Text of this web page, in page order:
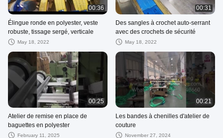
00:36
Élingue ronde en polyester, veste
robuste, tissage sergé, verticale
May 18, 2022
00:31
Des sangles à crochet auto-serrant
avec des crochets de sécurité
May 18, 2022
00:25
Atelier de remise en place de
baguettes en polyester
February 11, 2025
00:21
Les bandes à chenilles d'atelier de
couture
November 27, 2024